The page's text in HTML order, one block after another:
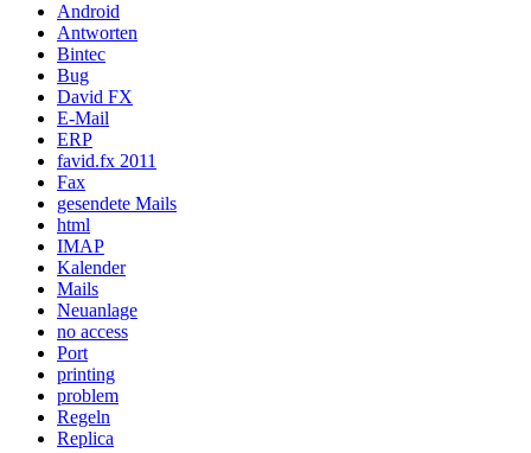
Android
Antworten
Bintec
Bug
David FX
E-Mail
ERP
favid.fx 2011
Fax
gesendete Mails
html
IMAP
Kalender
Mails
Neuanlage
no access
Port
printing
problem
Regeln
Replica